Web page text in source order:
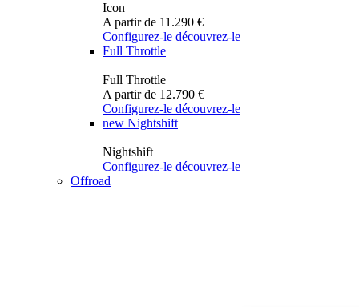
Icon
A partir de 11.290 €
Configurez-le découvrez-le
Full Throttle
Full Throttle
A partir de 12.790 €
Configurez-le découvrez-le
new Nightshift
Nightshift
Configurez-le découvrez-le
Offroad